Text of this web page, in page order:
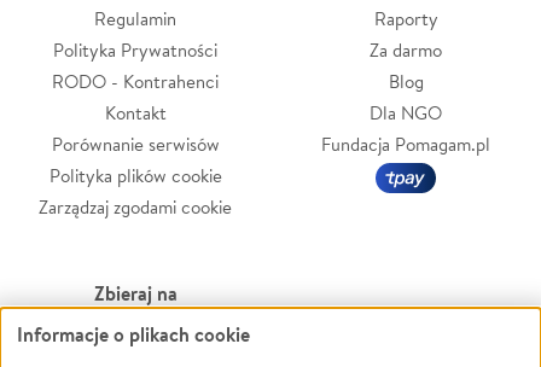
Regulamin
Polityka Prywatności
RODO - Kontrahenci
Kontakt
Porównanie serwisów
Polityka plików cookie
Zarządzaj zgodami cookie
Raporty
Za darmo
Blog
Dla NGO
Fundacja Pomagam.pl
Zbieraj na
Leczenie
Informacje o plikach cookie